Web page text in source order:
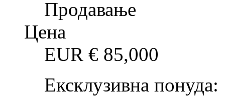
Продавање
Цена
EUR € 85,000
Ексклузивна понуда: